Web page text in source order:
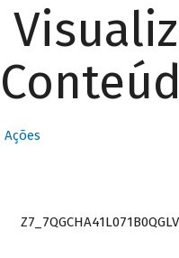
Ações